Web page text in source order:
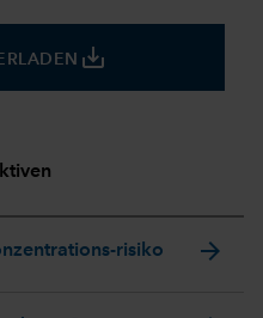
save_alt
risiko arrow_forward